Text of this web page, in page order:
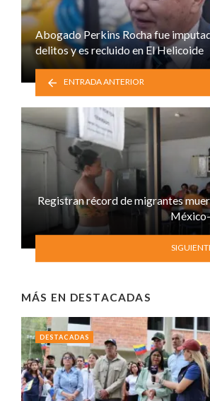
Abogado Perkins Rocha fue
delitos y es recluido en El Helicoide
ENTRADA ANTERIOR
Registran récord de migrantes
MÁS EN DESTACADAS
DESTACADAS